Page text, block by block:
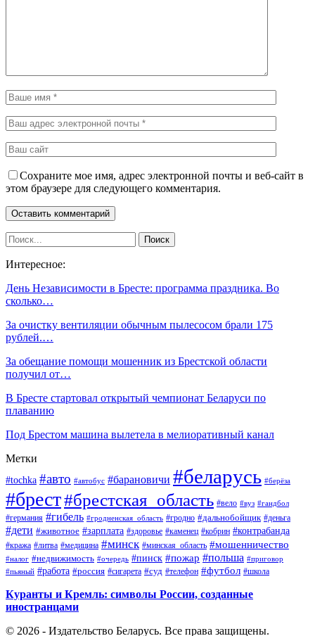
Сохраните мое имя, адрес электронной почты и веб-сайт в
этом браузере для следующего комментария.
Интересное:
День Независимости в Бресте: программа праздника. Во
сколько…
За очистку вентиляции обычным пылесосом брали 175
рублей.…
За обещание помощи мошенник из Брестской области
получил от…
В Бресте стартовал открытый чемпионат Беларуси по
плаванию
Под Брестом машина вылетела в мелиоративный канал
Метки
#tochka #авто #автобус #барановичи #беларусь #берёза
#брест#брестская_область #вело #вуз #гандбол
#германия #гибель #гродненская_область #гродно #дальнобойщик #деньга
#дети #животное #зарплата #здоровье #каменец #кобрин #контрабанда
#кража #литва #медицина #минск #минская_область #мошенничество
#налог #недвижимость #очередь #пинск #пожар #польша #приговор
#пьяный #работа #россия #сигарета #суд #телефон #футбол #школа
Куранты и Кремль: символы России, созданные
иностранцами
© 2026 - Издательство Беларусь. Все права защищены.